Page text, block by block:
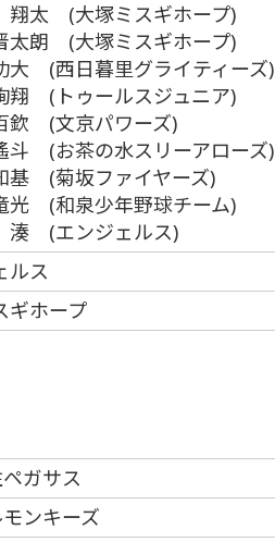
太 (大塚ミスギホープ)
朗 (大塚ミスギホープ)
(西日暮里グライティーズ)
(トゥールスジュニア)
(文京パワーズ)
(お茶の水スリーアローズ)
(菊坂ファイヤーズ)
(和泉少年野球チーム)
(エンジェルス)
ルス
ギホープ
ガサス
ンキーズ